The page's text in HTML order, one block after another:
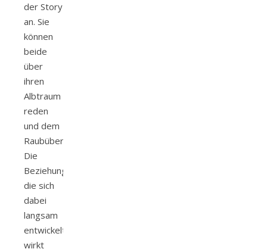
der Story
an. Sie
können
beide
über
ihren
Albtraum
reden
und dem
Raubüberfall.
Die
Beziehung
die sich
dabei
langsam
entwickelt,
wirkt